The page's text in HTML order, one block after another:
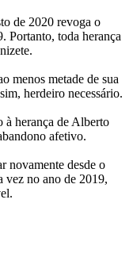
de 2020 revoga o
Portanto, toda herança
menos metade de sua
herdeiro necessário.
à herança de Alberto
afetivo.
novamente desde o
vez no ano de 2019,